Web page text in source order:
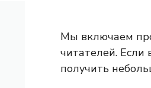
Мы включаем
читателей.
получить